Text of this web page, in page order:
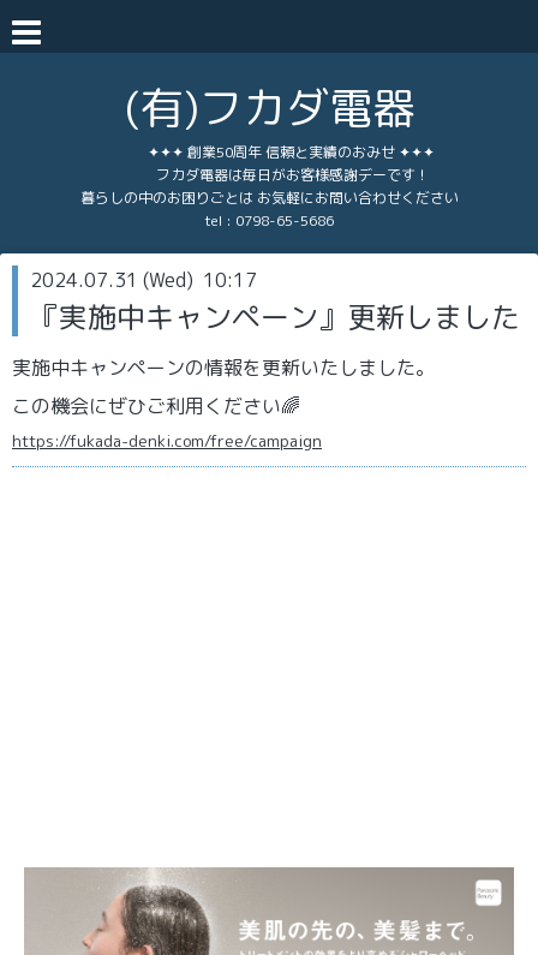
(有)フカダ電器
✦✦✦ 創業50周年 信頼と実績のおみせ ✦✦✦
フカダ電器は毎日がお客様感謝デーです！
暮らしの中のお困りごとは お気軽にお問い合わせください
tel : 0798-65-5686
2024.07.31 (Wed) 10:17
『実施中キャンペーン』更新しました
実施中キャンペーンの情報を更新いたしました。
この機会にぜひご利用ください🌈
https://fukada-denki.com/free/campaign